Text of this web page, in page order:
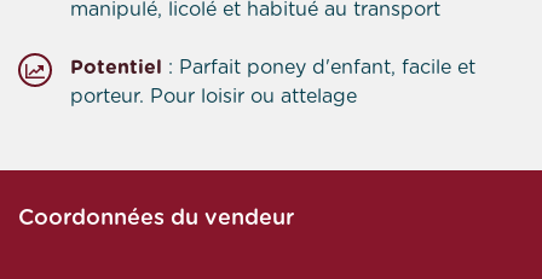
manipulé, licolé et habitué au transport
Potentiel
: Parfait poney d'enfant, facile et
porteur. Pour loisir ou attelage
Coordonnées du vendeur